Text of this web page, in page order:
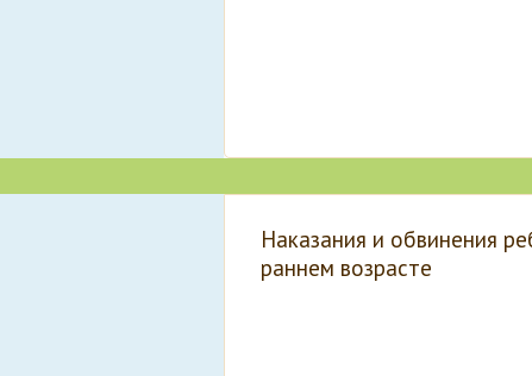
Наказания и обвинения
раннем возрасте